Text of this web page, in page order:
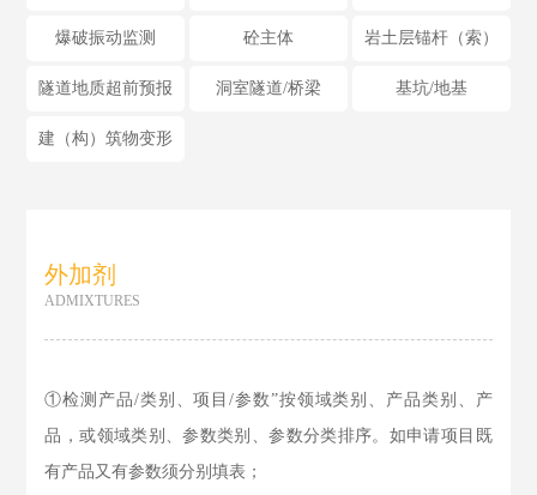
爆破振动监测 砼主体 岩土层锚杆（索）
隧道地质超前预报 洞室隧道/桥梁 基坑/地基
建（构）筑物变形
外加剂
ADMIXTURES
①检测产品/类别、项目/参数”按领域类别、产品类别、产
品，或领域类别、参数类别、参数分类排序。如申请项目既
有产品又有参数须分别填表；